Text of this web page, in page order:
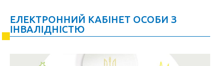
ЕЛЕКТРОННИЙ КАБІНЕТ ОСОБИ З
ІНВАЛІДНІСТЮ